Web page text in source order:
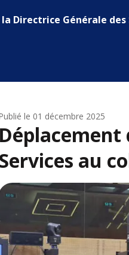
Directrice Générale des
le 01 décembre 2025
Déplacement
au